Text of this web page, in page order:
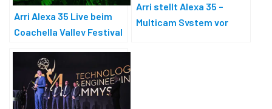
Arri Alexa 35 Live beim
Coachella Valley Festival
Arri stellt Alexa 35 –
Multicam System vor